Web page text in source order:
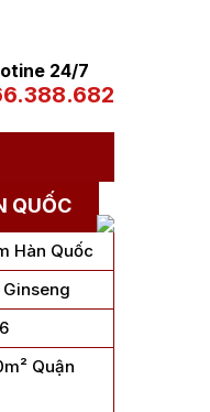
24/7
QUỐC
Hàn Quốc
Quận